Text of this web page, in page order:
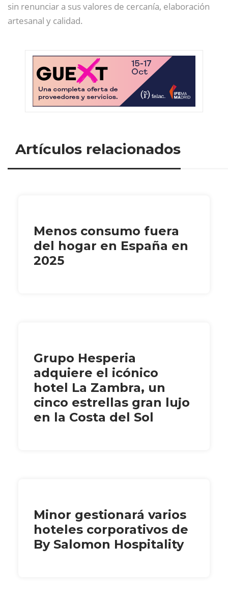
sin renunciar a sus valores de cercanía, elaboración
artesanal y calidad.
Artículos relacionados
Menos consumo fuera
del hogar en España en
2025
Grupo Hesperia
adquiere el icónico
hotel La Zambra, un
cinco estrellas gran lujo
en la Costa del Sol
Minor gestionará varios
hoteles corporativos de
By Salomon Hospitality